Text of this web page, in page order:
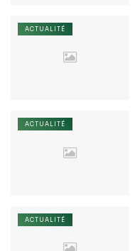
ACTUALITÉ
ACTUALITÉ
ACTUALITÉ